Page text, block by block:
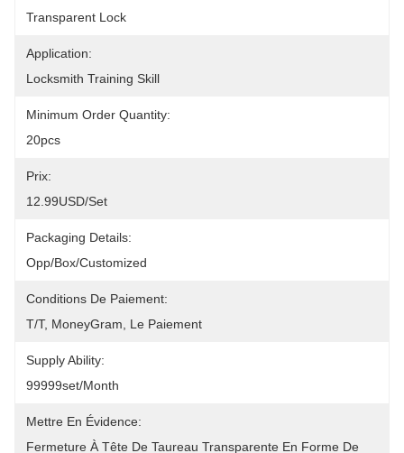
Transparent Lock
Application:
Locksmith Training Skill
Minimum Order Quantity:
20pcs
Prix:
12.99USD/set
Packaging Details:
Opp/Box/Customized
Conditions De Paiement:
T/T, MoneyGram, Le Paiement
Supply Ability:
99999set/Month
Mettre En Évidence:
Fermeture À Tête De Taureau Transparente En Forme De